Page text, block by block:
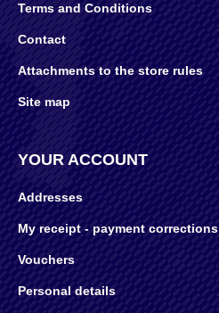
Terms and Conditions
Contact
Attachments to the store rules
Site map
YOUR ACCOUNT
Addresses
My receipt - payment corrections
Vouchers
Personal details